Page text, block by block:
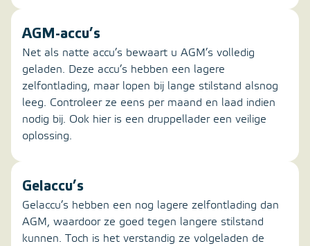
AGM-accu’s
Net als natte accu’s bewaart u AGM’s volledig
geladen. Deze accu’s hebben een lagere
zelfontlading, maar lopen bij lange stilstand alsnog
leeg. Controleer ze eens per maand en laad indien
nodig bij. Ook hier is een druppellader een veilige
oplossing.
Gelaccu’s
Gelaccu’s hebben een nog lagere zelfontlading dan
AGM, waardoor ze goed tegen langere stilstand
kunnen. Toch is het verstandig ze volgeladen de